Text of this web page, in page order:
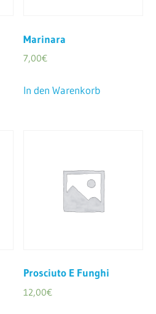
Marinara
7,00€
In den Warenkorb
Prosciuto E Funghi
12,00€